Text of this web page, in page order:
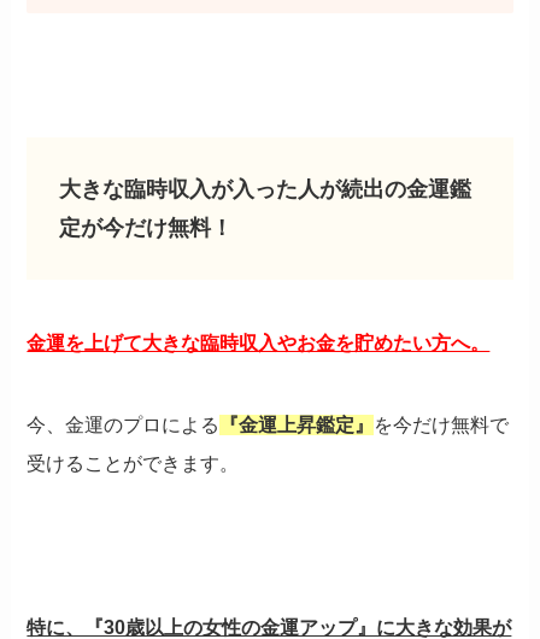
大きな臨時収入が入った人が続出の金運鑑
定が今だけ無料！
金運を上げて大きな臨時収入やお金を貯めたい方へ。
今、金運のプロによる 『金運上昇鑑定』 を今だけ無料で
受けることができます。
特に、『30歳以上の女性の金運アップ』に大きな効果が